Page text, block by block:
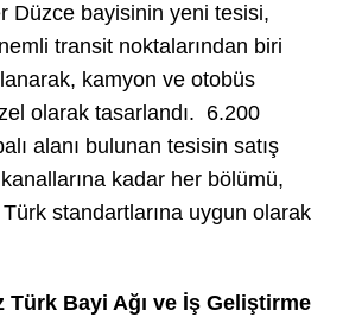
Düzce bayisinin yeni tesisi,
transit noktalarından biri
kamyon ve otobüs
olarak tasarlandı. 6.200
alanı bulunan tesisin satış
kadar her bölümü,
standartlarına uygun olarak
Türk Bayi Ağı ve İş Geliştirme